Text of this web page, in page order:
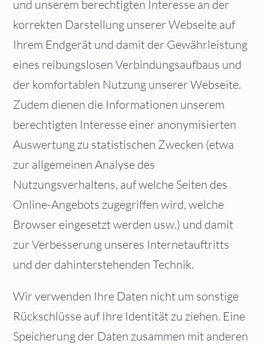
und unserem berechtigten Interesse an der
korrekten Darstellung unserer Webseite auf
Ihrem Endgerät und damit der Gewährleistung
eines reibungslosen Verbindungsaufbaus und
der komfortablen Nutzung unserer Webseite.
Zudem dienen die Informationen unserem
berechtigten Interesse einer anonymisierten
Auswertung zu statistischen Zwecken (etwa
zur allgemeinen Analyse des
Nutzungsverhaltens, auf welche Seiten des
Online-Angebots zugegriffen wird, welche
Browser eingesetzt werden usw.) und damit
zur Verbesserung unseres Internetauftritts
und der dahinterstehenden Technik.
Wir verwenden Ihre Daten nicht um sonstige
Rückschlüsse auf Ihre Identität zu ziehen. Eine
Speicherung der Daten zusammen mit anderen